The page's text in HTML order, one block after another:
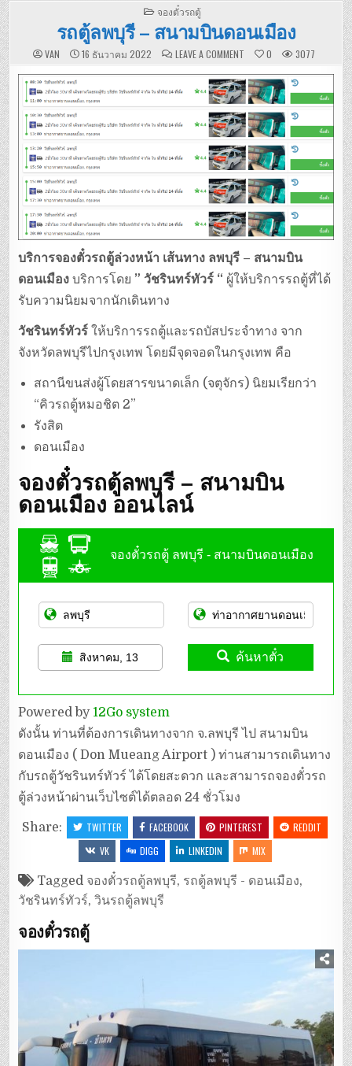
POSTED
IN
จองตั๋วรถตู้
รถตู้ลพบุรี – สนามบินดอนเมือง
VAN 16 ธันวาคม 2022 LEAVE A COMMENTON
ตู้
ลพบุรี
–
สนาม
บิน
ดอนเมือง
0 3077
บริการจองตั๋วรถตู้ล่วงหน้า เส้นทาง ลพบุรี – สนามบิน
ดอนเมือง บริการโดย ” วัชรินทร์ทัวร์ “ ผู้ให้บริการรถตู้ที่ได้
รับความนิยมจากนักเดินทาง
วัชรินทร์ทัวร์ให้บริการรถตู้และรถบัสประจำทาง จาก
จังหวัดลพบุรีไปกรุงเทพ โดยมีจุดจอดในกรุงเทพ คือ
สถานีขนส่งผู้โดยสารขนาดเล็ก (จตุจักร) นิยมเรียกว่า
“คิวรถตู้หมอชิต 2”
รังสิต
ดอนเมือง
จองตั๋วรถตู้ลพบุรี – สนามบิน
ดอนเมือง ออนไลน์
จองตั๋วรถตู้ ลพบุรี - สนามบินดอนเมือง
สิงหาคม, 13 ค้นหาตั๋ว
Powered by 12Go system
ดังนั้น ท่านที่ต้องการเดินทางจาก จ.ลพบุรี ไป สนามบิน
ดอนเมือง ( Don Mueang Airport ) ท่านสามารถเดินทาง
กับรถตู้วัชรินทร์ทัวร์ ได้โดยสะดวก และสามารถจองตั๋วรถ
ตู้ล่วงหน้าผ่านเว็บไซต์ได้ตลอด 24 ชั่วโมง
Share: TWITTER FACEBOOK PINTEREST
REDDIT
VK
DIGG LINKEDIN MIX
Tagged จองตั๋วรถตู้ลพบุรี, รถตู้ลพบุรี - ดอนเมือง,
วัชรินทร์ทัวร์,วินรถตู้ลพบุรี
จองตั๋วรถตู้